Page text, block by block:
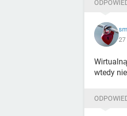
27
wtedy